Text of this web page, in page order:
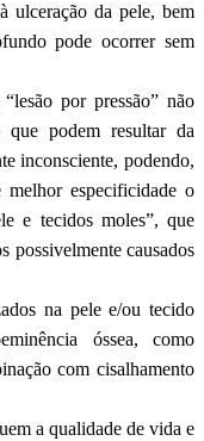
ulceração da pele, bem
pode ocorrer sem
por pressão” não
podem resultar da
inconsciente, podendo,
especificidade o
e tecidos moles”, que
possivelmente causados
na pele e/ou tecido
óssea, como
com cisalhamento
a qualidade de vida e